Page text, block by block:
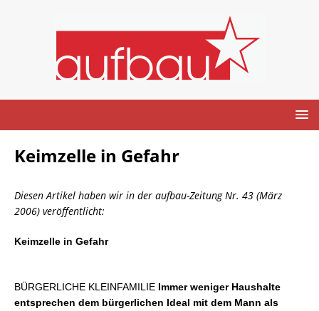
Keimzelle in Gefahr
Diesen Artikel haben wir in der aufbau-Zeitung Nr. 43 (März
2006) veröffentlicht:
Keimzelle in Gefahr
BÜRGERLICHE KLEINFAMILIE Immer weniger Haushalte
entsprechen dem bürgerlichen Ideal mit dem Mann als